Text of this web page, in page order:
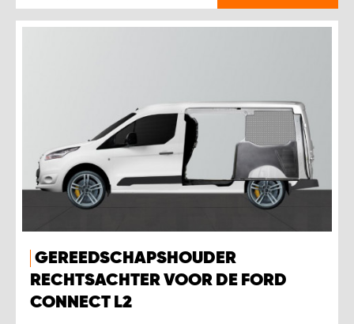
GEREEDSCHAPSHOUDER
RECHTSACHTER VOOR DE FORD
CONNECT L2